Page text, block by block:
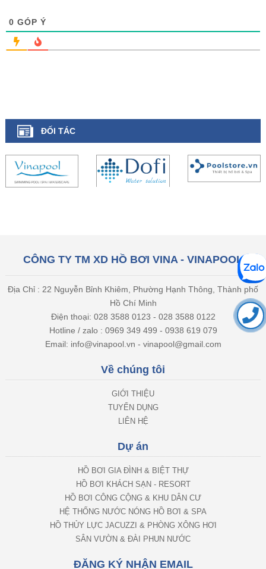
0 GÓP Ý
ĐỐI TÁC
CÔNG TY TM XD HỒ BƠI VINA - VINAPOOL
Địa Chỉ : 22 Nguyễn Bỉnh Khiêm, Phường Hạnh Thông, Thành phố
Hồ Chí Minh
Điện thoại: 028 3588 0123 - 028 3588 0122
Hotline / zalo : 0969 349 499 - 0938 619 079
Email: info@vinapool.vn - vinapool@gmail.com
Về chúng tôi
GIỚI THIỆU
TUYỂN DỤNG
LIÊN HỆ
Dự án
HỒ BƠI GIA ĐÌNH & BIỆT THỰ
HỒ BƠI KHÁCH SẠN - RESORT
HỒ BƠI CÔNG CỘNG & KHU DÂN CƯ
HỆ THỐNG NƯỚC NÓNG HỒ BƠI & SPA
HỒ THỦY LỰC JACUZZI & PHÒNG XÔNG HƠI
SÂN VƯỜN & ĐÀI PHUN NƯỚC
ĐĂNG KÝ NHẬN EMAIL